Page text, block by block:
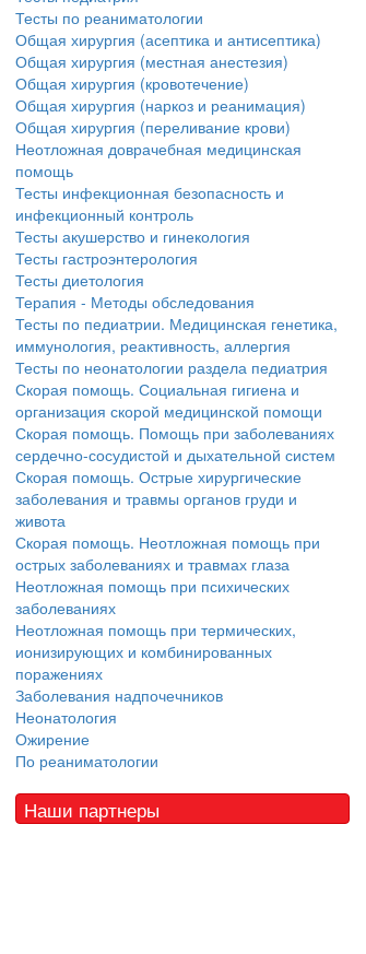
Тесты по реаниматологии
Общая хирургия (асептика и антисептика)
Общая хирургия (местная анестезия)
Общая хирургия (кровотечение)
Общая хирургия (наркоз и реанимация)
Общая хирургия (переливание крови)
Неотложная доврачебная медицинская
помощь
Тесты инфекционная безопасность и
инфекционный контроль
Тесты акушерство и гинекология
Тесты гастроэнтерология
Тесты диетология
Терапия - Методы обследования
Тесты по педиатрии. Медицинская генетика,
иммунология, реактивность, аллергия
Тесты по неонатологии раздела педиатрия
Скорая помощь. Социальная гигиена и
организация скорой медицинской помощи
Скорая помощь. Помощь при заболеваниях
сердечно-сосудистой и дыхательной систем
Скорая помощь. Острые хирургические
заболевания и травмы органов груди и
живота
Скорая помощь. Неотложная помощь при
острых заболеваниях и травмах глаза
Неотложная помощь при психических
заболеваниях
Неотложная помощь при термических,
ионизирующих и комбинированных
поражениях
Заболевания надпочечников
Неонатология
Ожирение
По реаниматологии
Наши партнеры